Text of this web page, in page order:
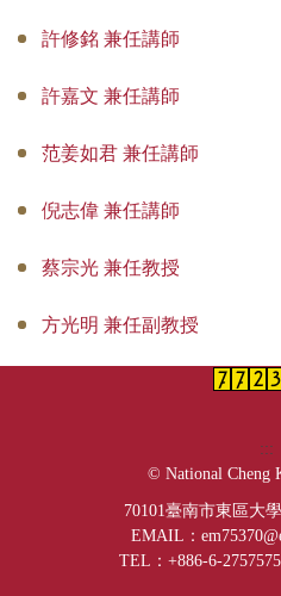
許修銘 兼任講師
許嘉文 兼任講師
范姜如君 兼任講師
倪志偉 兼任講師
蔡宗光 兼任教授
方光明 兼任副教授
:::
© National Cheng
70101臺南市東區大
EMAIL：
TEL：+886-6-